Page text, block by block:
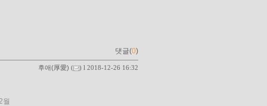
댓글(0)
후애(厚愛) ( ) l 2018-12-26 16:32
월